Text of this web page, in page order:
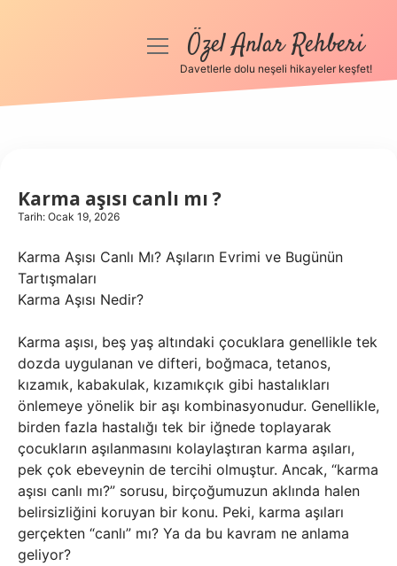
Anasayfa
Hakkımızda
menüyüÖzel Anlar Rehberi
Davetlerle dolu neşeli hikayeler keşfet!
Karma aşısı canlı mı ?
Tarih: Ocak 19, 2026
Karma Aşısı Canlı Mı? Aşıların Evrimi ve Bugünün
Tartışmaları
Karma Aşısı Nedir?
Karma aşısı, beş yaş altındaki çocuklara genellikle tek
dozda uygulanan ve difteri, boğmaca, tetanos,
kızamık, kabakulak, kızamıkçık gibi hastalıkları
önlemeye yönelik bir aşı kombinasyonudur. Genellikle,
birden fazla hastalığı tek bir iğnede toplayarak
çocukların aşılanmasını kolaylaştıran karma aşıları,
pek çok ebeveynin de tercihi olmuştur. Ancak, “karma
aşısı canlı mı?” sorusu, birçoğumuzun aklında halen
belirsizliğini koruyan bir konu. Peki, karma aşıları
gerçekten “canlı” mı? Ya da bu kavram ne anlama
geliyor?